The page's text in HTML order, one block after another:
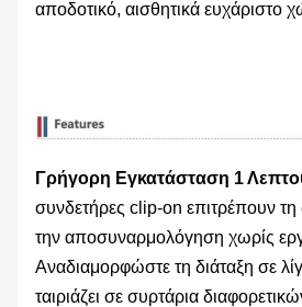
αποδοτικό, αισθητικά ευχάριστο
Γρήγορη Εγκατάσταση 1
συνδετήρες clip-on επιτρέπουν
την αποσυναρμολόγηση χωρίς
Αναδιαμορφώστε τη διάταξη σε
ταιριάζει σε συρτάρια